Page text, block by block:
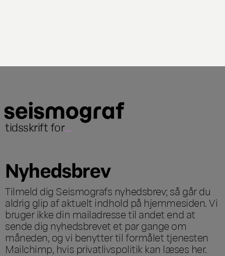
tidsskrift for...
Nyhedsbrev
Tilmeld dig Seismografs nyhedsbrev; så går du
aldrig glip af aktuelt indhold på hjemmesiden. Vi
bruger ikke din mailadresse til andet end at
sende dig nyhedsbrevet et par gange om
måneden, og vi benytter til formålet tjenesten
Mailchimp, hvis privatlivspolitik kan læses her.